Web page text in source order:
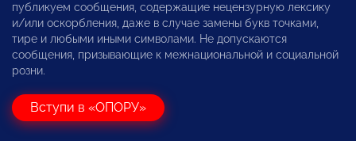
публикуем сообщения, содержащие нецензурную лексику
и/или оскорбления, даже в случае замены букв точками,
тире и любыми иными символами. Не допускаются
сообщения, призывающие к межнациональной и социальной
розни.
Вступи в «ОПОРУ»